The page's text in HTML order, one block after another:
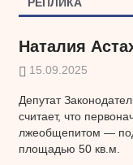
Наталия
15.09.2025
Депутат
считает, что
лжеобщепитом —
площадью 50 кв.м.